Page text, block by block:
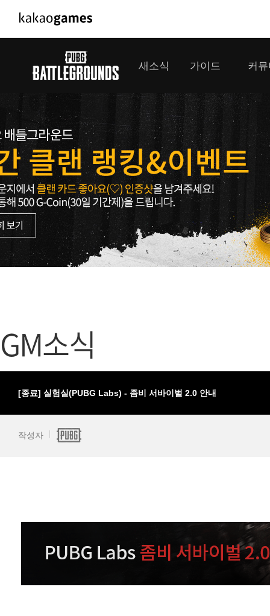
PC/모바일게임
오딘: 발할라 라이징
아키에이지 워
아레스 : 라이즈 오브 가디언즈
배틀그라
패스 오브
패스 오브
모바일게임
우마무스메 프리티 더비
SMiniz
프렌즈팝콘
프렌즈타운
서비스
내정보
보안센터
새소식
공지사항
GM소식
이벤트
업데이트
대회소식
가이드
게임 가이드
커
플레이
미디
클랜
모집
GM소식
[종료] 실험실(PUBG Labs) - 좀비 서바이벌 2.0 안내
작성자